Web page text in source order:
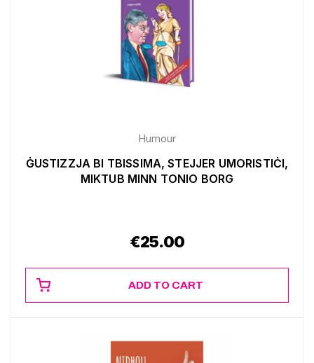
Humour
ĠUSTIZZJA BI TBISSIMA, STEJJER UMORISTIĊI,
MIKTUB MINN TONIO BORG
€25.00
ADD TO CART